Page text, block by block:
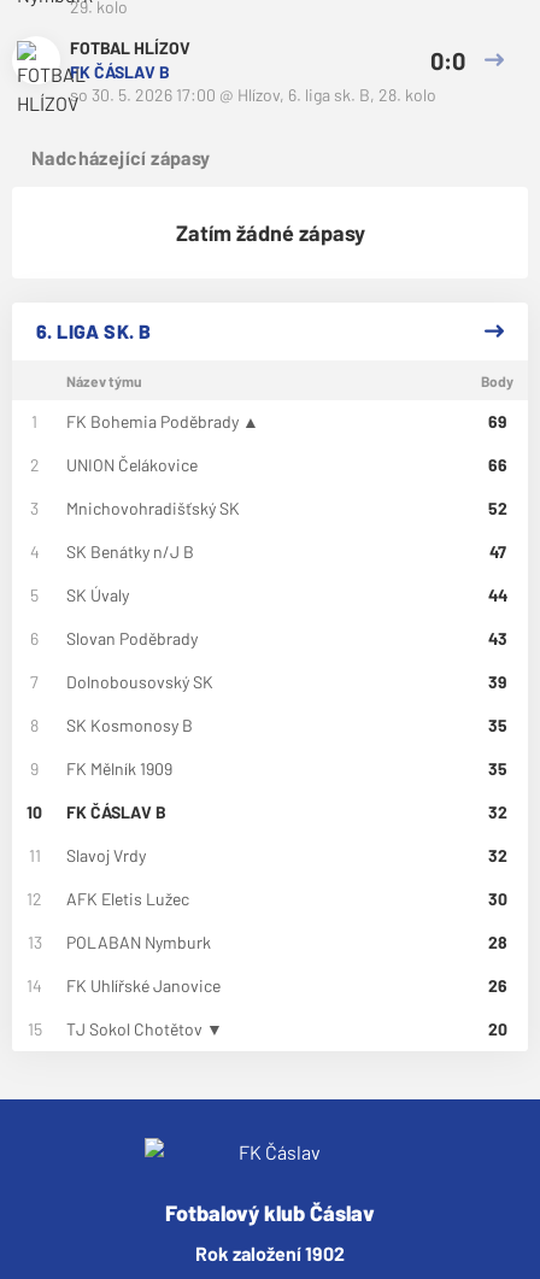
29. kolo
FOTBAL HLÍZOV
FK ČÁSLAV B
0:0
so 30. 5. 2026 17:00 @ Hlízov, 6. liga sk. B, 28. kolo
Nadcházející zápasy
Zatím žádné zápasy
6. LIGA SK. B
Název týmu Body
1 FK Bohemia Poděbrady ▲ 69
2 UNION Čelákovice 66
3 Mnichovohradišťský SK 52
4 SK Benátky n/J B 47
5 SK Úvaly 44
6 Slovan Poděbrady 43
7 Dolnobousovský SK 39
8 SK Kosmonosy B 35
9 FK Mělník 1909 35
10 FK ČÁSLAV B 32
11 Slavoj Vrdy 32
12 AFK Eletis Lužec 30
13 POLABAN Nymburk 28
14 FK Uhlířské Janovice 26
15 TJ Sokol Chotětov ▼ 20
Fotbalový klub Čáslav
Rok založení 1902